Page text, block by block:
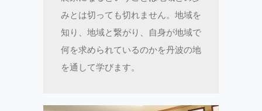
みとは切っても切れません。地域を
知り、地域と繋がり、自身が地域で
何を求められているのかを丹波の地
を通して学びます。